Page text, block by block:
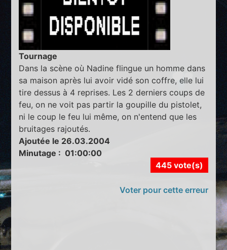
Tournage
Dans la scène où Nadine flingue un homme dans
sa maison après lui avoir vidé son coffre, elle lui
tire dessus à 4 reprises. Les 2 derniers coups de
feu, on ne voit pas partir la goupille du pistolet,
ni le coup le feu lui même, on n'entend que les
bruitages rajoutés.
Ajoutée le 26.03.2004
Minutage : 01:00:00
445 vote(s)
Voter pour cette erreur